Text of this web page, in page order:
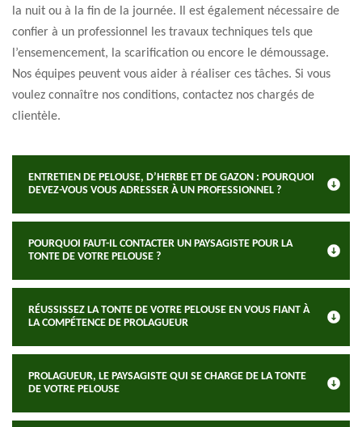
la nuit ou à la fin de la journée. Il est également nécessaire de
confier à un professionnel les travaux techniques tels que
l’ensemencement, la scarification ou encore le démoussage.
Nos équipes peuvent vous aider à réaliser ces tâches. Si vous
voulez connaître nos conditions, contactez nos chargés de
clientèle.
ENTRETIEN DE PELOUSE, D’HERBE ET DE GAZON : POURQUOI
DEVEZ-VOUS VOUS ADRESSER À UN PROFESSIONNEL ?
POURQUOI FAUT-IL CONTACTER UN PAYSAGISTE POUR LA
TONTE DE VOTRE PELOUSE ?
RÉUSSISSEZ LA TONTE DE VOTRE PELOUSE EN VOUS FIANT À
LA COMPÉTENCE DE PROLAGUEUR
PROLAGUEUR, LE PAYSAGISTE QUI SE CHARGE DE LA TONTE
DE VOTRE PELOUSE